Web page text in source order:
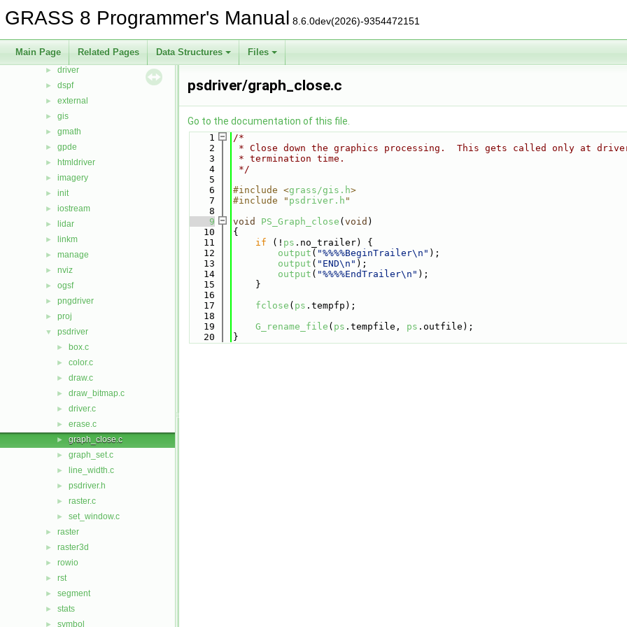
GRASS 8 Programmer's Manual 8.6.0dev(2026)-9354472151
Main Page Related Pages Data Structures Files
► datetime
► db
► display
► driver
► dspf
► external
► gis
► gmath
► gpde
► htmldriver
► imagery
► init
► iostream
► lidar
► linkm
► manage
► nviz
► ogsf
► pngdriver
► proj
▼ psdriver
► box.c
► color.c
► draw.c
► draw_bitmap.c
► driver.c
► erase.c
► graph_close.c
► graph_set.c
► line_width.c
► psdriver.h
► raster.c
► set_window.c
► raster
► raster3d
► rowio
► rst
► segment
► stats
► symbol
psdriver/graph_close.c
Go to the documentation of this file.
    1
/*
    2
* Close down the graphics processing.  This gets called only at
    3
* termination time.
    4
*/
    5
    6
#include <grass/gis.h>
    7
#include " psdriver.h "
    8
    9
void PS_Graph_close ( void )
   10
{
   11
if (! ps .no_trailer) {
   12
output ( "%%%%BeginTrailer\n" );
   13
output ( "END\n" );
   14
output ( "%%%%EndTrailer\n" );
   15
    }
   16
   17
fclose ( ps .tempfp);
   18
   19
G_rename_file ( ps .tempfile, ps .outfile);
   20
}